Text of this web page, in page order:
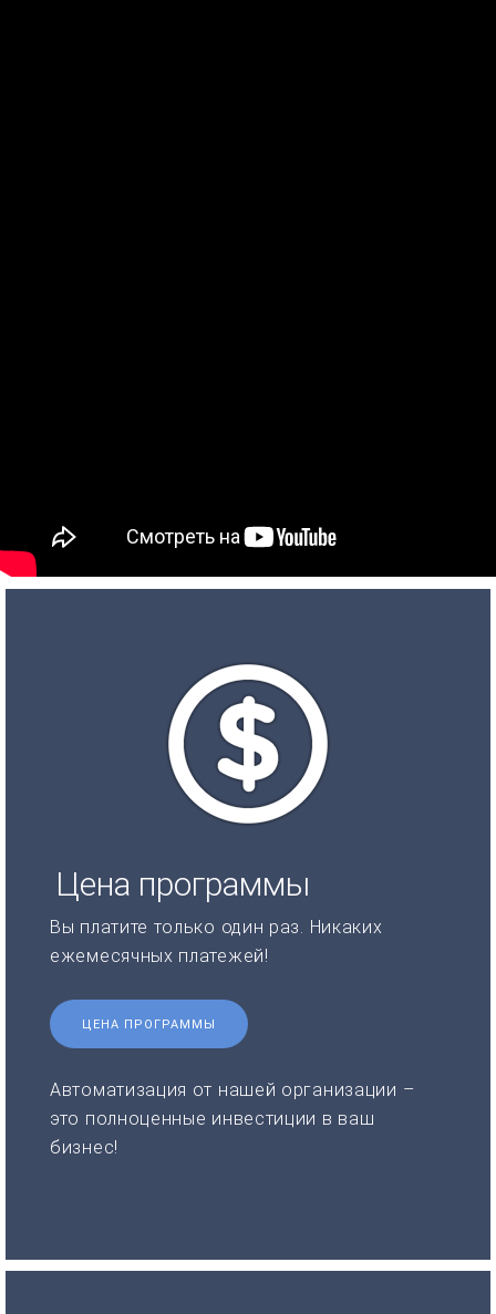
Цена программы
Вы платите только один раз. Никаких
ежемесячных платежей!
ЦЕНА ПРОГРАММЫ
Автоматизация от нашей организации –
это полноценные инвестиции в ваш
бизнес!